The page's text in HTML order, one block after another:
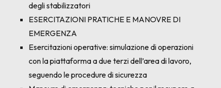
degli stabilizzatori
ESERCITAZIONI PRATICHE E MANOVRE DI
EMERGENZA
Esercitazioni operative: simulazione di operazioni
con la piattaforma a due terzi dell’area di lavoro,
seguendo le procedure di sicurezza